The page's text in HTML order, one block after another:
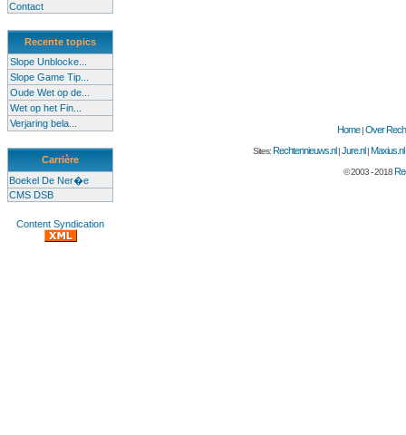
Contact
Recente topics
Slope Unblocke...
Slope Game Tip...
Oude Wet op de...
Wet op het Fin...
Verjaring bela...
Carrière
Boekel De Ner�e
CMS DSB
Content Syndication
Home|Over
Sites:Rechtennieuws.nl |Jure.nl |Maxius.nl
© 2003 - 2018